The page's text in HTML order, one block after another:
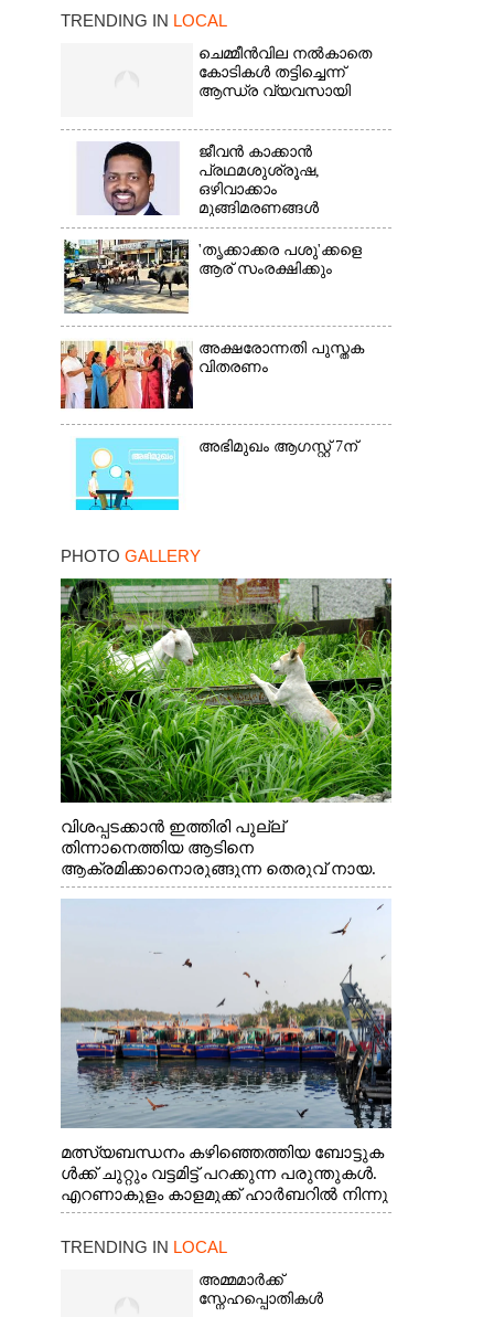
TRENDING IN LOCAL
ചെമ്മീൻവില നൽകാതെ
കോടികൾ തട്ടിച്ചെന്ന്
ആന്ധ്ര വ്യവസായി
ജീവൻ കാക്കാൻ
പ്രഥമശുശ്രൂഷ,
ഒഴിവാക്കാം
മുങ്ങിമരണങ്ങൾ
'തൃക്കാക്കര പശു'ക്കളെ
ആര് സംരക്ഷിക്കും
അക്ഷരോന്നതി പുസ്തക
വിതരണം
അഭിമുഖം ആഗസ്റ്റ് 7ന്
PHOTO GALLERY
വിശപ്പടക്കാൻ ഇത്തിരി പുല്ല്
തിന്നാനെത്തിയ ആടിനെ
ആക്രമിക്കാനൊരുങ്ങുന്ന തെരുവ് നായ.
എറണാകുളം വാത്തുരുത്തിയിൽ നിന്നുള്ള
മത്സ്യബന്ധനം കഴിഞ്ഞെത്തിയ ബോട്ടുക
ൾക്ക് ചുറ്റും വട്ടമിട്ട് പറക്കുന്ന പരുന്തുകൾ.
എറണാകുളം കാളമുക്ക് ഹാർബറിൽ നിന്നു
ള്ള കാഴ്ച
TRENDING IN LOCAL
അമ്മമാർക്ക്
സ്നേഹപ്പൊതികൾ
×